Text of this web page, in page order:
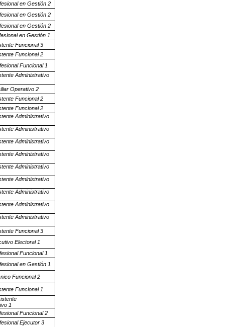
en Gestión 2
en Gestión 2
en Gestión 2
en Gestión 1
Funcional 3
Funcional 2
Funcional 1
Administrativo
Operativo 2
Funcional 2
Funcional 2
Administrativo
Administrativo
Administrativo
Administrativo
Administrativo
Administrativo
Administrativo
Administrativo
Administrativo
Funcional 3
Electoral 1
Funcional 1
en Gestión 1
Funcional 2
Funcional 1
1
Funcional 2
Ejecutor 3